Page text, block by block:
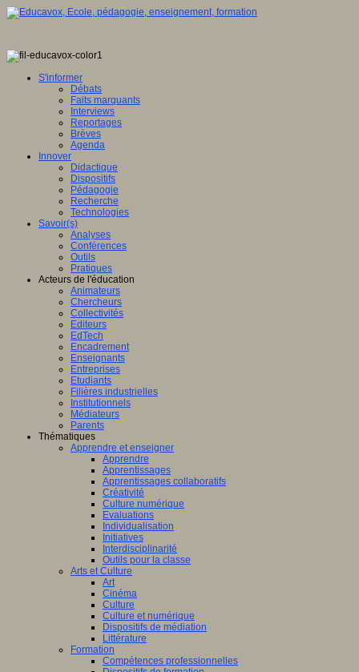
S'informer
Débats
Faits marquants
Interviews
Reportages
Brèves
Agenda
Innover
Didactique
Dispositifs
Pédagogie
Recherche
Technologies
Savoir(s)
Analyses
Conférences
Outils
Pratiques
Acteurs de l'éducation
Animateurs
Chercheurs
Collectivités
Editeurs
EdTech
Encadrement
Enseignants
Entreprises
Etudiants
Filières industrielles
Institutionnels
Médiateurs
Parents
Thématiques
Apprendre et enseigner
Apprendre
Apprentissages
Apprentissages collaboratifs
Créativité
Culture numérique
Evaluations
Individualisation
Initiatives
Interdisciplinarité
Outils pour la classe
Arts et Culture
Art
Cinéma
Culture
Culture et numérique
Dispositifs de médiation
Littérature
Formation
Compétences professionnelles